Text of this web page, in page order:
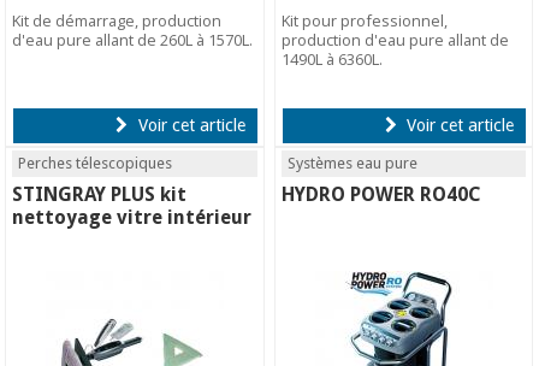
Kit de démarrage, production
d'eau pure allant de 260L à 1570L.
Voir cet article
Kit pour professionnel,
production d'eau pure allant de
1490L à 6360L.
Voir cet article
Perches télescopiques
STINGRAY PLUS kit
nettoyage vitre intérieur
Systèmes eau pure
HYDRO POWER RO40C